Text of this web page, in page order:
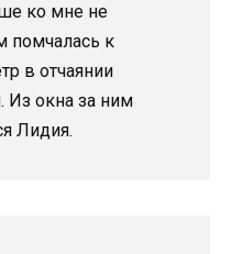
ко мне не
помчалась к
в отчаянии
Из окна за ним
Лидия.